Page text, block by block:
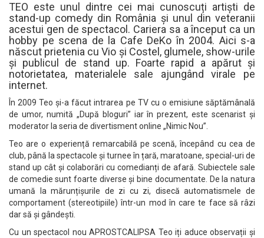
TEO este unul dintre cei mai cunoscuți artiști de
stand-up comedy din România și unul din veteranii
acestui gen de spectacol. Cariera sa a început ca un
hobby pe scena de la Cafe DeKo în 2004. Aici s-a
născut prietenia cu Vio și Costel, glumele, show-urile
și publicul de stand up. Foarte rapid a apărut și
notorietatea, materialele sale ajungând virale pe
internet.
În 2009 Teo și-a făcut intrarea pe TV cu o emisiune săptămânală
de umor, numită „După bloguri” iar în prezent, este scenarist și
moderator la seria de divertisment online „Nimic Nou”.
Teo are o experiență remarcabilă pe scenă, începând cu cea de
club, până la spectacole și turnee în țară, maratoane, special-uri de
stand up cât și colaborări cu comedianți de afară. Subiectele sale
de comedie sunt foarte diverse și bine documentate. De la natura
umană la mărunțișurile de zi cu zi, disecă automatismele de
comportament (stereotipiile) într-un mod în care te face să râzi
dar să și gândești.
Cu un spectacol nou APROSTCALIPSA Teo iți aduce observații și